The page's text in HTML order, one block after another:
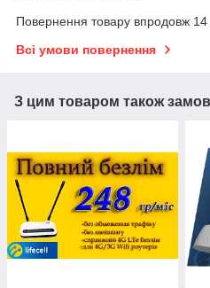
Повернення товару впродовж 14
Всі умови повернення
З цим товаром також